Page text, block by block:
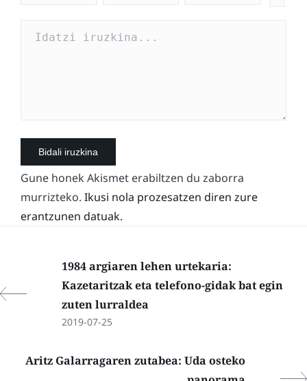
Gune honek Akismet erabiltzen du zaborra
murrizteko. Ikusi nola prozesatzen diren zure
erantzunen datuak.
1984 argiaren lehen urtekaria:
Kazetaritzak eta telefono-gidak bat egin
zuten lurraldea
2019-07-25
Aritz Galarragaren zutabea: Uda osteko